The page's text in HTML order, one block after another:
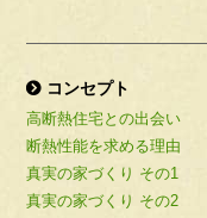
コンセプト
高断熱住宅との出会い
断熱性能を求める理由
真実の家づくり その1
真実の家づくり その2